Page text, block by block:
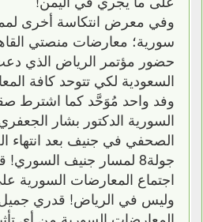
وفي معرض انتكاسة أخرى
سورية؛ معارضات منصتي
حضور مؤتمر الرياض الذي
السعودية لكي تتوحد كافة
وفد واحد مُوَحَّد كما اشترط
السورية الدكتور بشار
جولة8 لمسار جنيف
اجتماع المعارضات السورية
وليس في الرياض! قدري
المعارضات السورية من أي